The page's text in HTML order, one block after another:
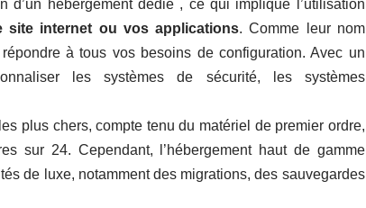
d’un hébergement dédié , ce qui implique l’utilisation
site internet ou vos applications. Comme leur nom
à tous vos besoins de configuration. Avec un
les systèmes de sécurité, les systèmes
plus chers, compte tenu du matériel de premier ordre,
sur 24. Cependant, l’hébergement haut de gamme
de luxe, notamment des migrations, des sauvegardes